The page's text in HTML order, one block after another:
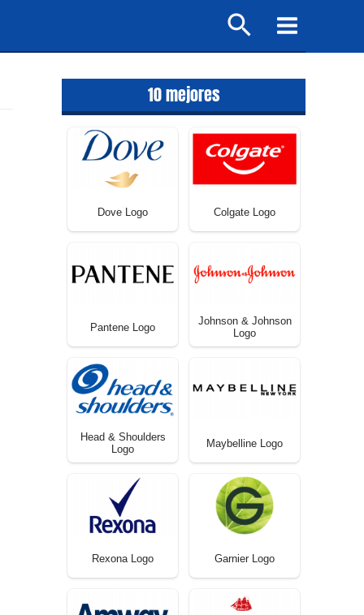
Buscar
Main
Menu
10 mejores
Dove Logo Colgate Logo
Pantene Logo
Johnson & Johnson
Logo
Head & Shoulders
Logo
Maybelline Logo
Rexona Logo Garnier Logo